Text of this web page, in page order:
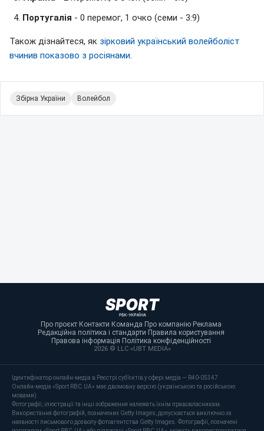
Португалія - 0 перемог, 1 очко (семи - 3:9)
Також дізнайтеся, як зірковий український волейболіст
вчинив показово з росіянами
Збірна України Волейбол
Про проєкт·Контакти·Команда·Про компанію·Реклама·
Редакційна політика і стандарти·Правила користування·
Правова інформація·Політика конфіденційності·
2026 © LLC «UBT MEDIA»
Ідентифікатор онлайн-медіа в Реєстрі суб’єктів у сфері медіа — R40-05347
Онлайн-медіа «Sport RBC.UA» має двомовну версію (українською та російською
мовами).
Фотографії, ілюстрації та інші зображення належать їхнім правовласникам.
Використання фотографій, позначених Getty Images, допускається виключно за
наявності письмового дозволу фотоагентства Getty Images. Фотографії, позначені